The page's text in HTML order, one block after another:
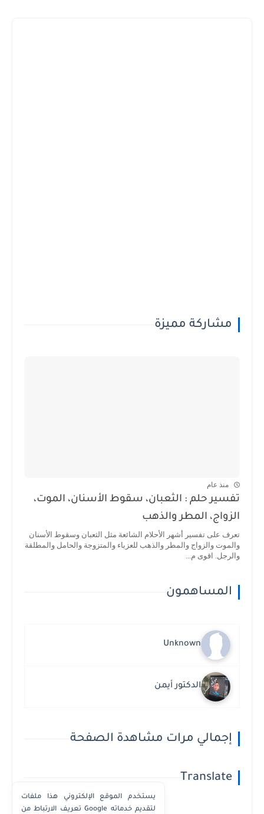
مشاركة مميزة
منذ عام
تفسير حلم : الثعبان، سقوط الأسنان، الموت،
الزواج، المطر والذهب
تعرف على تفسير أشهر الأحلام الشائعة مثل الثعبان وسقوط الأسنان
والموت والزواج والمطر والذهب للعزباء والمتزوجة والحامل والمطلقة
والرجل. اقوى م...
المساهمون
Unknown
الدكتور أيمن
إجمالي مرات مشاهدة الصفحة
Translate
يستخدم الموقع الإلكتروني هذا ملفات
تعريف الارتباط من Google لتقديم خدماته